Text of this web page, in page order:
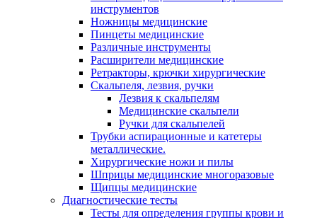
инструментов
Ножницы медицинские
Пинцеты медицинские
Различные инструменты
Расширители медицинские
Ретракторы, крючки хирургические
Скальпеля, лезвия, ручки
Лезвия к скальпелям
Медицинские скальпели
Ручки для скальпелей
Трубки аспирационные и катетеры
металлические.
Хирургические ножи и пилы
Шприцы медицинские многоразовые
Щипцы медицинские
Диагностические тесты
Тесты для определения группы крови и